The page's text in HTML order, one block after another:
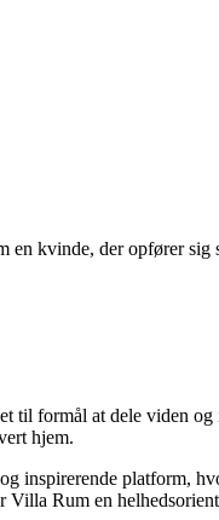
en kvinde, der opfører
til formål at dele viden
hjem.
inspirerende platform,
Villa Rum en